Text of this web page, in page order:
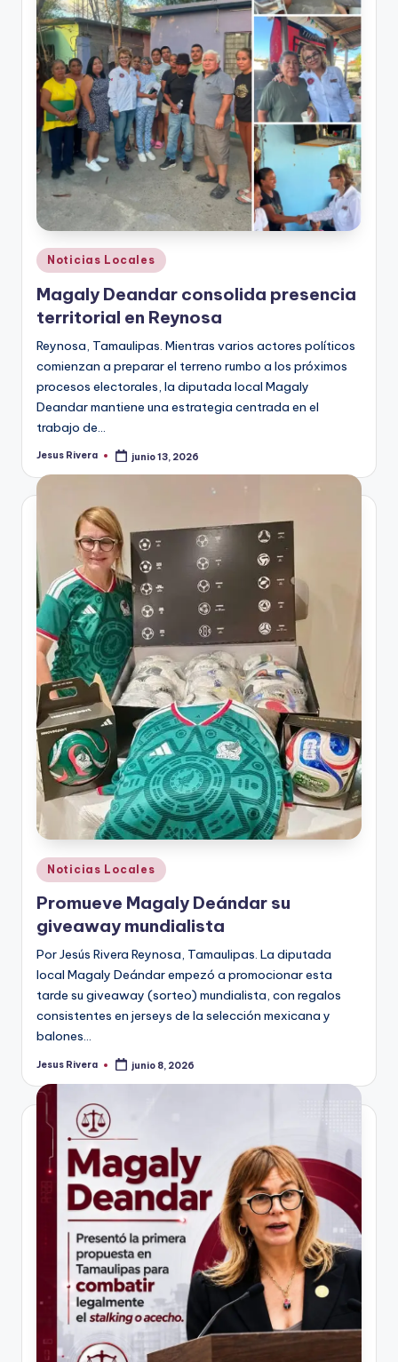
Publicado
en
Noticias Locales
Magaly Deandar consolida presencia
territorial en Reynosa
Reynosa, Tamaulipas. Mientras varios actores políticos
comienzan a preparar el terreno rumbo a los próximos
procesos electorales, la diputada local Magaly
Deandar mantiene una estrategia centrada en el
trabajo de…
Publicado
Jesus Rivera junio 13, 2026
Publicado
en
Noticias Locales
Promueve Magaly Deándar su
giveaway mundialista
Por Jesús Rivera Reynosa, Tamaulipas. La diputada
local Magaly Deándar empezó a promocionar esta
tarde su giveaway (sorteo) mundialista, con regalos
consistentes en jerseys de la selección mexicana y
balones…
Publicado
Jesus Rivera junio 8, 2026